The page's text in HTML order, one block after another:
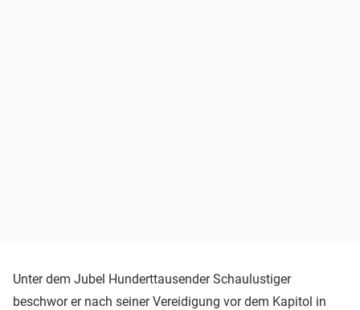
Unter dem Jubel Hunderttausender Schaulustiger
beschwor er nach seiner Vereidigung vor dem Kapitol in